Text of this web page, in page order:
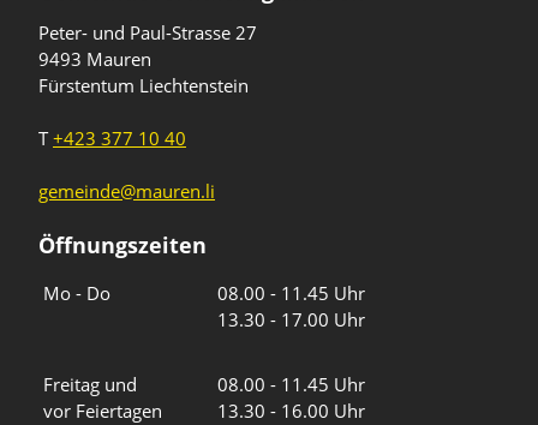
Peter- und Paul-Strasse 27
9493 Mauren
Fürstentum Liechtenstein
T+423 377 10 40
gemeinde@mauren.li
Öffnungszeiten
Mo - Do
08.00 - 11.45 Uhr
13.30 - 17.00 Uhr
Freitag und
vor Feiertagen
08.00 - 11.45 Uhr
13.30 - 16.00 Uhr